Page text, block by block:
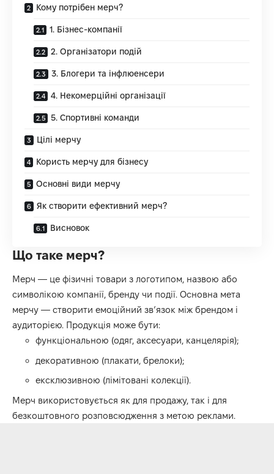
Кому потрібен мерч?
1. Бізнес-компанії
2. Організатори подій
3. Блогери та інфлюенсери
4. Некомерційні організації
5. Спортивні команди
Цілі мерчу
Користь мерчу для бізнесу
Основні види мерчу
Як створити ефективний мерч?
Висновок
Що таке мерч?
Мерч — це фізичні товари з логотипом, назвою або
символікою компанії, бренду чи події. Основна мета
мерчу — створити емоційний зв’язок між брендом і
аудиторією. Продукція може бути:
функціональною (одяг, аксесуари, канцелярія);
декоративною (плакати, брелоки);
ексклюзивною (лімітовані колекції).
Мерч використовується як для продажу, так і для
безкоштовного розповсюдження з метою реклами.